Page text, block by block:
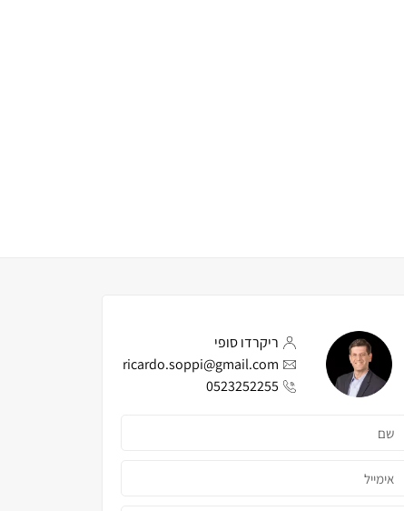
ריקרדו סופי
ricardo.soppi@gmail.com
0523252255